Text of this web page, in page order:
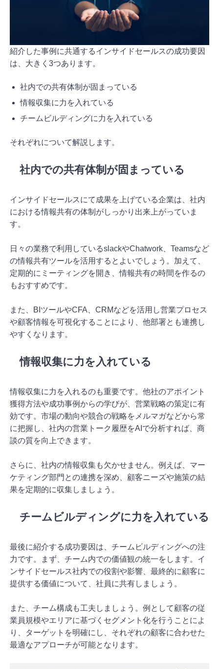
紹介した事例に共通するインサイドセールスの成功要因
は、大きく3つあります。
社内での共有体制が固まっている
情報収集に力を入れている
チームビルディングに力を入れている
それぞれについて解説します。
社内での共有体制が固まっている
インサイドセールスにて成果を上げている企業は、社内
における情報共有の体制がしっかり出来上がっていま
す。
日々の業務で利用しているslackやChatwork、Teamsなど
の情報共有ツールを活用するとよいでしょう。加えて、
定期的にミーティングを開き、情報共有の時間を作るの
もおすすめです。
また、BIツールやCFA、CRMなどを活用し営業プロセス
や顧客情報を可視化することにより、他部署とも連携し
やすくなります。
情報収集に力を入れている
情報収集に力を入れるのも重要です。他社のアポイント
獲得方法や成功事例からの学びが、営業戦略の策定に有
効です。市場の動向や競合の戦略をメルマガなどから常
に把握し、社内の営業トーク履歴をAIで分析すれば、商
談の質を向上できます。
さらに、社内の情報収集も欠かせません。例えば、マー
ケティング部門との連携を深め、顧客ニーズや施策の結
果を定期的に収集しましょう。
チームビルディングに力を入れている
最後に紹介する成功要因は、チームビルディングへの注
力です。まず、チーム内での価値観の統一をします。イ
ンサイドセールス社内での役割や影響、最終的に顧客に
提供する価値について、社員に共有しましょう。
また、チーム構成も工夫しましょう。例として顧客の従
業員規模やエリアに基づくセグメント化を行うことによ
り、ターゲットを明確にし、それぞれの顧客に合わせた
最適なアプローチが可能となります。